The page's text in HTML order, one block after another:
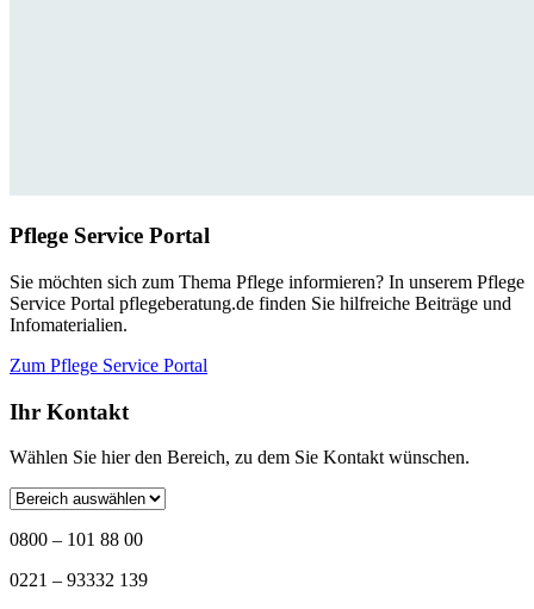
Pflege Service Portal
Sie möchten sich zum Thema Pflege informieren? In unserem Pflege
Service Portal pflegeberatung.de finden Sie hilfreiche Beiträge und
Infomaterialien.
Zum Pflege Service Portal
Ihr Kontakt
Wählen Sie hier den Bereich, zu dem Sie Kontakt wünschen.
0800 – 101 88 00
0221 – 93332 139